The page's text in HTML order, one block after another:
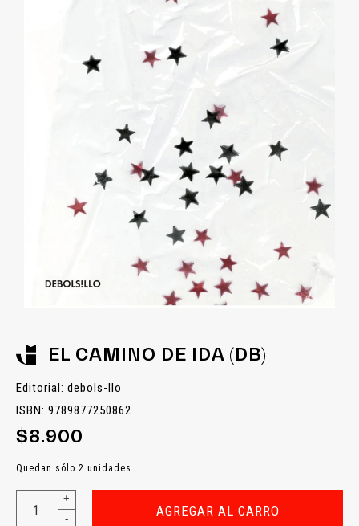
EL CAMINO DE IDA (DB)
Editorial: debols-llo
ISBN: 9789877250862
$8.900
Quedan sólo 2 unidades
+
-
AGREGAR AL CARRO